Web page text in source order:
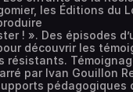
les Éditions du
! ». Des épisodes
découvrir les
résistants.
par Ivan Gouillon
pédagogiques